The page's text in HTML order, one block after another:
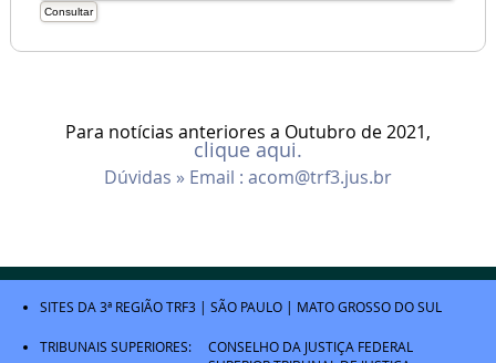
Para notícias anteriores a Outubro de 2021,
clique aqui.
Dúvidas » Email : acom@trf3.jus.br
SITES DA 3ª REGIÃOTRF3 | SÃO PAULO | MATO GROSSO DO SUL
TRIBUNAIS SUPERIORES:
CONSELHO DA JUSTIÇA FEDERAL